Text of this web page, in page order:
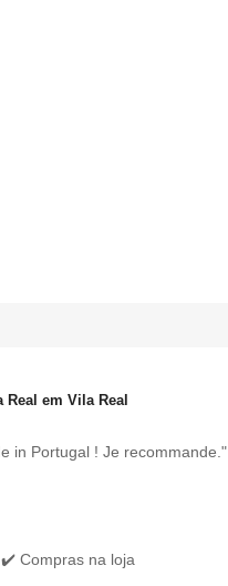
em Vila Real
in Portugal ! Je recommande."
✔️ Compras na loja